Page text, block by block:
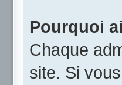
Pourquoi
Chaque
site. Si